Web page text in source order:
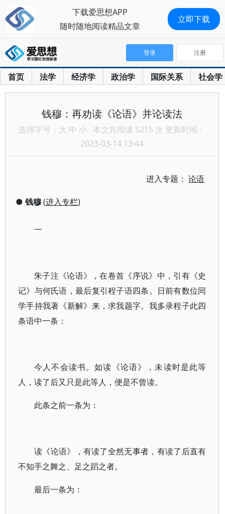
首页 法学 经济学 政治学 国际关系 社会学
登录 注册
钱穆：再劝读《论语》并论读法
选择字号： 大 中 小 本文共阅读 5215 次 更新时间：
2023-03-14 13:44
进入专题：论语
● 钱穆(进入专栏)
一
朱子注《论语》，在卷首《序说》中，引有《史
记》与何氏语，最后复引程子语四条。日前有数位同
学手持我著《新解》来，求我题字。我多录程子此四
条语中一条：
今人不会读书。如读《论语》，未读时是此等
人，读了后又只是此等人，便是不曾读。
此条之前一条为：
读《论语》，有读了全然无事者，有读了后直有
不知手之舞之、足之蹈之者。
最后一条为：
下载爱思想APP
随时随地阅读精品文章
立即下载